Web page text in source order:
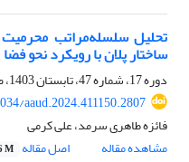
تحلیل سلسله‌مراتب
ساختار پلان با رویکرد نحو فضا
دوره 17، شماره 47، تابستان 1403، صفحه
aaud.2024.411150.2807
فائزه طاهری سرمد، علی کرمی
مشاهده مقاله
اصل مقاله M